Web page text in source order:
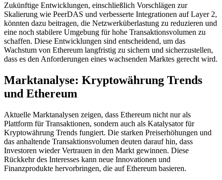
Zukünftige Entwicklungen, einschließlich Vorschlägen zur
Skalierung wie PeerDAS und verbesserte Integrationen auf Layer 2,
könnten dazu beitragen, die Netzwerküberlastung zu reduzieren und
eine noch stabilere Umgebung für hohe Transaktionsvolumen zu
schaffen. Diese Entwicklungen sind entscheidend, um das
Wachstum von Ethereum langfristig zu sichern und sicherzustellen,
dass es den Anforderungen eines wachsenden Marktes gerecht wird.
Marktanalyse: Kryptowährung Trends
und Ethereum
Aktuelle Marktanalysen zeigen, dass Ethereum nicht nur als
Plattform für Transaktionen, sondern auch als Katalysator für
Kryptowährung Trends fungiert. Die starken Preiserhöhungen und
das anhaltende Transaktionsvolumen deuten darauf hin, dass
Investoren wieder Vertrauen in den Markt gewinnen. Diese
Rückkehr des Interesses kann neue Innovationen und
Finanzprodukte hervorbringen, die auf Ethereum basieren.